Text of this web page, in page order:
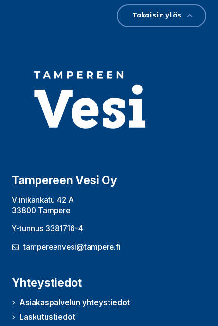
Tampereen Vesi Oy
Viinikankatu 42 A
33800 Tampere
Y-tunnus 3381716-4
tampereenvesi@tampere.fi
Yhteystiedot
Asiakaspalvelun yhteystiedot
Laskutustiedot
Takaisin ylös